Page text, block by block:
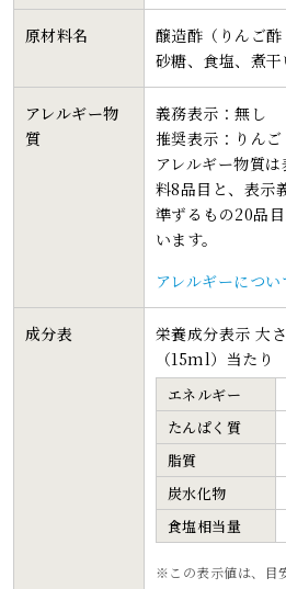
原材料名
醸造酢（りんご酢
砂糖、食塩、煮
アレルギー物
質
義務表示：無し
推奨表示：りんご
アレルギー物質
料8品目と、表示
準ずるもの20品
います。
アレルギーについ
成分表
栄養成分表示 大
（15ml）当たり
エネルギー
たんぱく質
脂質
炭水化物
食塩相当量
この表示値は、目